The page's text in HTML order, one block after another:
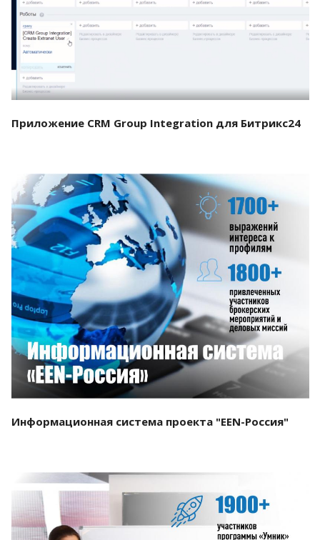
Смотреть проект
Приложение CRM Group Integration для Битрикс24
Смотреть проект
Информационная система проекта "EEN-Россия"